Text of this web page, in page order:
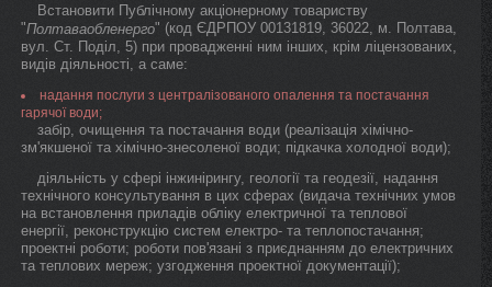
Встановити Публічному акціонерному товариству
"Полтаваобленерго" (код ЄДРПОУ 00131819, 36022, м. Полтава,
вул. Ст. Поділ, 5) при провадженні ним інших, крім ліцензованих,
видів діяльності, а саме:
надання послуги з централізованого опалення та постачання
гарячої води;
забір, очищення та постачання води (реалізація хімічно-
зм'якшеної та хімічно-знесоленої води; підкачка холодної води);
діяльність у сфері інжинірингу, геології та геодезії, надання
технічного консультування в цих сферах (видача технічних умов
на встановлення приладів обліку електричної та теплової
енергії, реконструкцію систем електро- та теплопостачання;
проектні роботи; роботи пов'язані з приєднанням до електричних
та теплових мереж; узгодження проектної документації);